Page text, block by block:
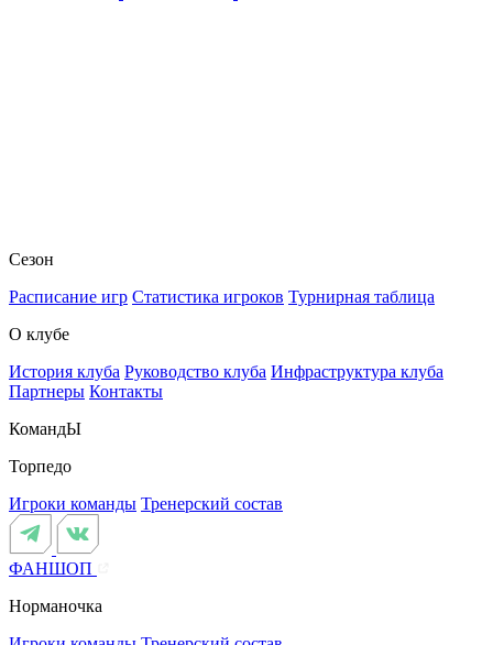
Сезон
Расписание игр Статистика игроков Турнирная таблица
О клубе
История клуба Руководство клуба Инфраструктура клуба
Партнеры Контакты
КомандЫ
Торпедо
Игроки команды Тренерский состав
ФАНШОП
Норманочка